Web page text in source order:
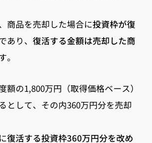
商品を売却した場合に投資枠が復
あり、 復活する金額は売却した商
。
額の1,800万円（取得価格ベース）
として、その内360万円分を売却
復活する投資枠360万円分を改め